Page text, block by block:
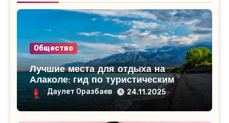
Общество
Лучшие места для отдыха на
Алаколе: гид по туристическим
базамДаулет Оразбаев 24.11.2025